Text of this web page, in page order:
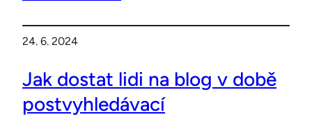
24. 6. 2024
Jak dostat lidi na blog v době
postvyhledávací